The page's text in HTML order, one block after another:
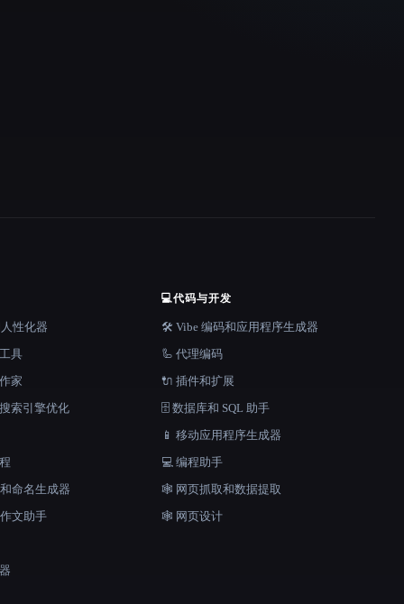
性化器
具
家
索引擎优化
命名生成器
文助手
💻代码与开发
🛠️ Vibe 编码和应用程序生成器
🦾 代理编码
🔌 插件和扩展
🗄️ 数据库和 SQL 助手
📱 移动应用程序生成器
💻 编程助手
🕸️ 网页抓取和数据提取
🕸 网页设计